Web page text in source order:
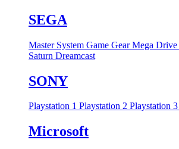
SEGA
Master System Game GearMega Drive
Saturn Dreamcast
SONY
Playstation 1 Playstation 2 Playstation 3
Microsoft